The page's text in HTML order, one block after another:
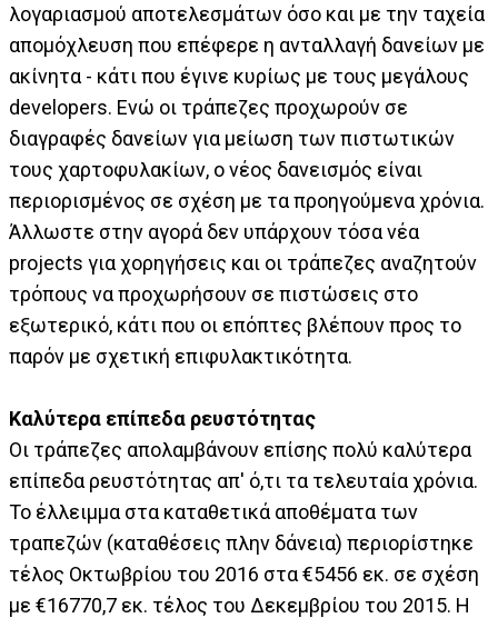
λογαριασμού αποτελεσμάτων όσο και με την ταχεία
απομόχλευση που επέφερε η ανταλλαγή δανείων με
ακίνητα - κάτι που έγινε κυρίως με τους μεγάλους
developers. Ενώ οι τράπεζες προχωρούν σε
διαγραφές δανείων για μείωση των πιστωτικών
τους χαρτοφυλακίων, ο νέος δανεισμός είναι
περιορισμένος σε σχέση με τα προηγούμενα χρόνια.
Άλλωστε στην αγορά δεν υπάρχουν τόσα νέα
projects για χορηγήσεις και οι τράπεζες αναζητούν
τρόπους να προχωρήσουν σε πιστώσεις στο
εξωτερικό, κάτι που οι επόπτες βλέπουν προς το
παρόν με σχετική επιφυλακτικότητα.
Καλύτερα επίπεδα ρευστότητας
Οι τράπεζες απολαμβάνουν επίσης πολύ καλύτερα
επίπεδα ρευστότητας απ' ό,τι τα τελευταία χρόνια.
Το έλλειμμα στα καταθετικά αποθέματα των
τραπεζών (καταθέσεις πλην δάνεια) περιορίστηκε
τέλος Οκτωβρίου του 2016 στα €5456 εκ. σε σχέση
με €16770,7 εκ. τέλος του Δεκεμβρίου του 2015. Η